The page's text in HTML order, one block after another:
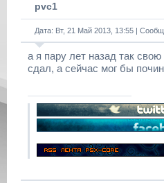
pvc1
Дата: Вт, 21 Май 2013, 13:55 |
а я пару лет назад так
сдал, а сейчас мог бы